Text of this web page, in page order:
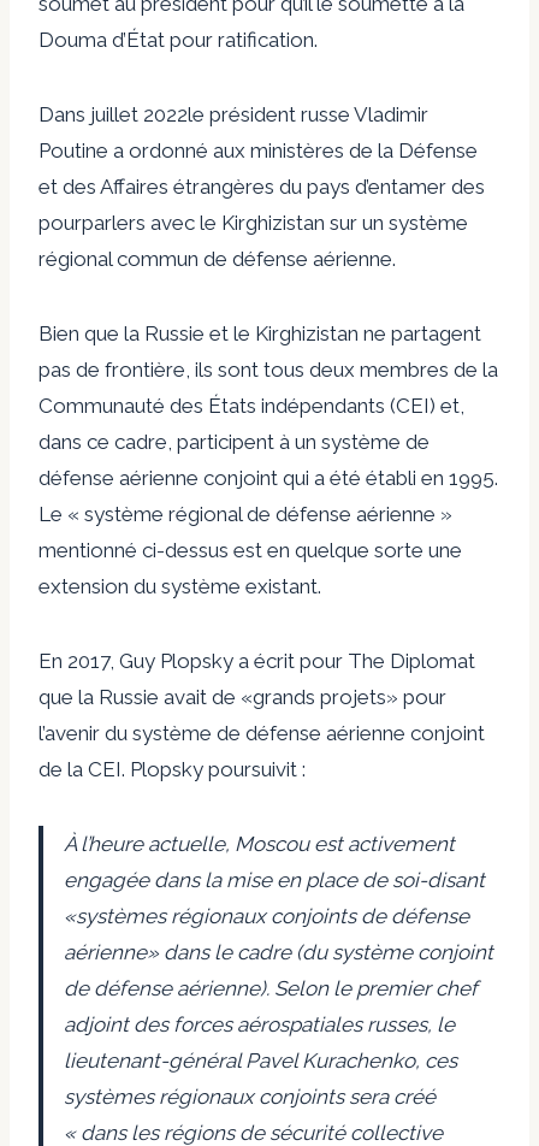
Douma d’État pour ratification.
Dans juillet 2022le président russe Vladimir
Poutine a ordonné aux ministères de la Défense
et des Affaires étrangères du pays d’entamer des
pourparlers avec le Kirghizistan sur un système
régional commun de défense aérienne.
Bien que la Russie et le Kirghizistan ne partagent
pas de frontière, ils sont tous deux membres de la
Communauté des États indépendants (CEI) et,
dans ce cadre, participent à un système de
défense aérienne conjoint qui a été établi en 1995.
Le « système régional de défense aérienne »
mentionné ci-dessus est en quelque sorte une
extension du système existant.
En 2017, Guy Plopsky a écrit pour The Diplomat
que la Russie avait de «grands projets» pour
l’avenir du système de défense aérienne conjoint
de la CEI. Plopsky poursuivit :
À l’heure actuelle, Moscou est activement
engagée dans la mise en place de soi-disant
«systèmes régionaux conjoints de défense
aérienne» dans le cadre (du système conjoint
de défense aérienne). Selon le premier chef
adjoint des forces aérospatiales russes, le
lieutenant-général Pavel Kurachenko, ces
systèmes régionaux conjointssera créé
« dans les régions de sécurité collective